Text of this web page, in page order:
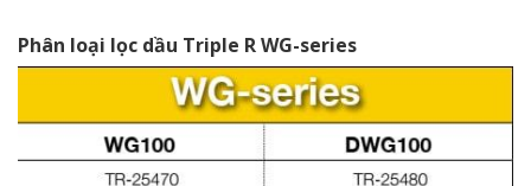
Phân loại lọc dầu Triple R WG-series